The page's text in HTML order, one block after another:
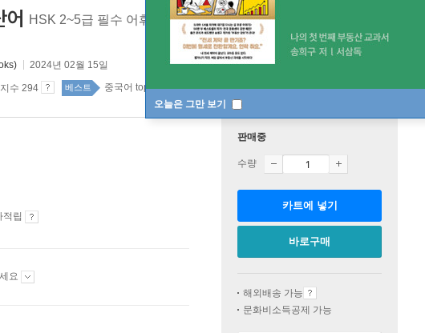
오늘은 그만 보기
어 HSK 2~5급 필수 어휘 3600, 생활 밀착형 주제, 중국 문화 정보 수
2024년 02월 15일
수 294 베스트 중국어 top20 1주
립
요
판매중
수량
카트에 넣기
바로구매
해외배송 가능
문화비소득공제 가능